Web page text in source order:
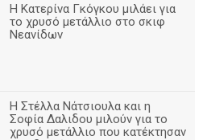
Η Κατερίνα Γκόγκου μιλάει για
το χρυσό μετάλλιο στο σκιφ
Νεανίδων
Η Στέλλα Νάτσιουλα και η
Σοφία Δαλιδου μιλούν για το
χρυσό μετάλλιο που κατέκτησαν